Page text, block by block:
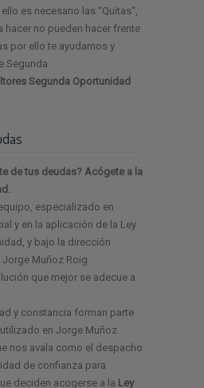
es necesario las “Quitas“,
hacer no pueden hacer frente
por ello te ayudamos y
Segunda
Segunda Oportunidad
de tus deudas? Acógete a la
especializado en
y en la aplicación de la Ley
y bajo la dirección
Jorge Muñoz Roig
que mejor se adecue a
y constancia forman parte
en Jorge Muñoz
nos avala como el despacho
de confianza para
deciden acogerse a la Ley